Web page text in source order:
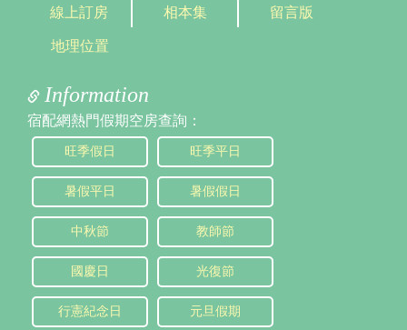
線上訂房 相本集 留言版
地理位置
Information
宿配網熱門假期空房查詢：
旺季假日 旺季平日
暑假平日 暑假假日
中秋節 教師節
國慶日 光復節
行憲紀念日 元旦假期